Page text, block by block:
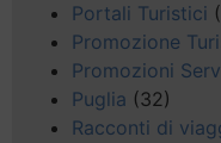
Portali Turistici
Promozione
Promozioni
Puglia (32)
Racconti di